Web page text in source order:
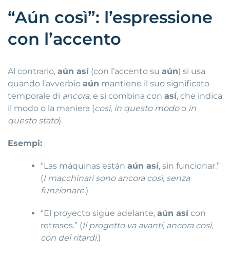
“Aún così”: l’espressione
con l’accento
Al contrario, aún así(con l’accento su aún) si usa
quando l’avverbio aún mantiene il suo significato
temporale di ancora, e si combina con así, che indica
il modo o la maniera (così, in questo modoo in
questo stato).
Esempi:
“Las máquinas estánaún así, sin funcionar.”
(I macchinari sono ancora così, senza
funzionare.)
“El proyecto sigue adelante,aún asícon
retrasos.” (Il progetto va avanti, ancora così,
con dei ritardi.)